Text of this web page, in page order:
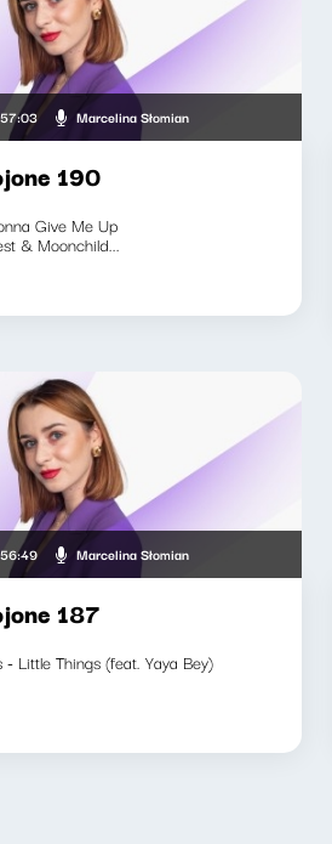
57:03 Marcelina Słomian
190
Give Me Up
& Moonchild...
56:49 Marcelina Słomian
187
Little Things (feat. Yaya Bey)